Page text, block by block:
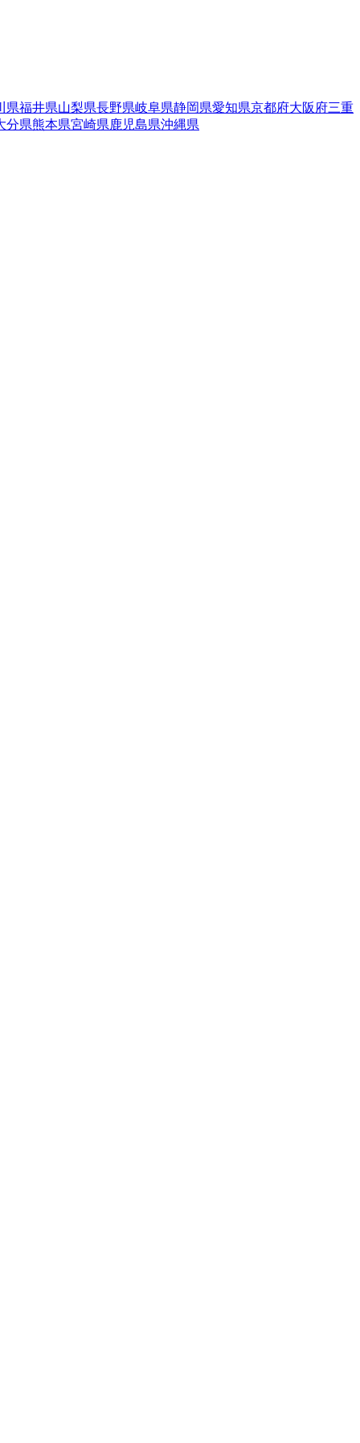
県福井県山梨県長野県岐阜県静岡県愛知県京都府大阪府三重
分県熊本県宮崎県鹿児島県沖縄県